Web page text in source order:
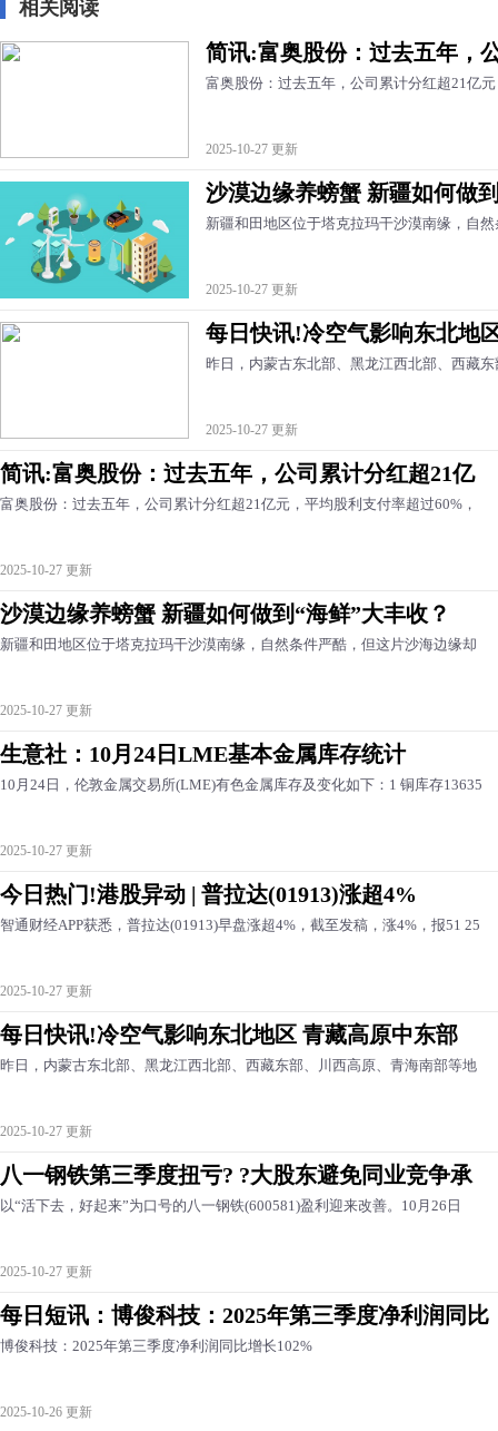
相关阅读
简讯:富奥股份：过去五年，
富奥股份：过去五年，公司累计分红超21亿
2025-10-27 更新
沙漠边缘养螃蟹 新疆如何做
新疆和田地区位于塔克拉玛干沙漠南缘，自
2025-10-27 更新
每日快讯!冷空气影响东北地
昨日，内蒙古东北部、黑龙江西北部、西藏
2025-10-27 更新
简讯:富奥股份：过去五年，公司累计分红超21亿
富奥股份：过去五年，公司累计分红超21亿元，平均股利支付率超过60%，
2025-10-27 更新
沙漠边缘养螃蟹 新疆如何做到“海鲜”大丰收？
新疆和田地区位于塔克拉玛干沙漠南缘，自然条件严酷，但这片沙海边缘却
2025-10-27 更新
生意社：10月24日LME基本金属库存统计
10月24日，伦敦金属交易所(LME)有色金属库存及变化如下：1 铜库存13635
2025-10-27 更新
今日热门!港股异动 | 普拉达(01913)涨超4%
智通财经APP获悉，普拉达(01913)早盘涨超4%，截至发稿，涨4%，报51 25
2025-10-27 更新
每日快讯!冷空气影响东北地区 青藏高原中东部
昨日，内蒙古东北部、黑龙江西北部、西藏东部、川西高原、青海南部等地
2025-10-27 更新
八一钢铁第三季度扭亏? ?大股东避免同业竞争承
以“活下去，好起来”为口号的八一钢铁(600581)盈利迎来改善。10月26日
2025-10-27 更新
每日短讯：博俊科技：2025年第三季度净利润同比
博俊科技：2025年第三季度净利润同比增长102%
2025-10-26 更新